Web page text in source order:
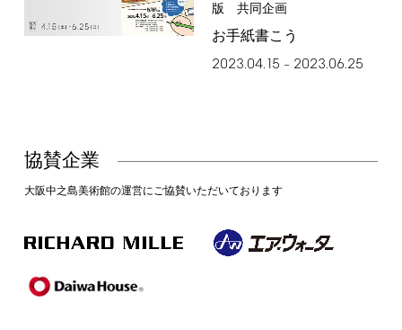
版 共同企画
お手紙書こう
2023.04.15 – 2023.06.25
協賛企業
大阪中之島美術館の運営にご協賛いただいております